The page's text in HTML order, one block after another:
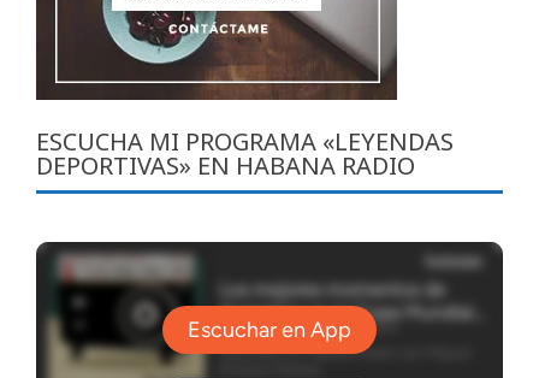
ESCUCHA MI PROGRAMA «LEYENDAS
DEPORTIVAS» EN HABANA RADIO